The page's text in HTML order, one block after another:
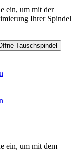
ein, um mit der
Ihrer Spindel
Tauschspindel
ein, um mit dem